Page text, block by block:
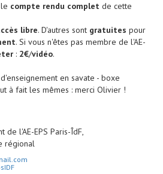
compte rendu complet de cette
libre. D'autres sont gratuites pour
. Si vous n'êtes pas membre de l'AE-
: 2€/vidéo.
en savate - boxe
à fait les mêmes : merci Olivier !
de l'AE-EPS Paris-ÎdF,
régional